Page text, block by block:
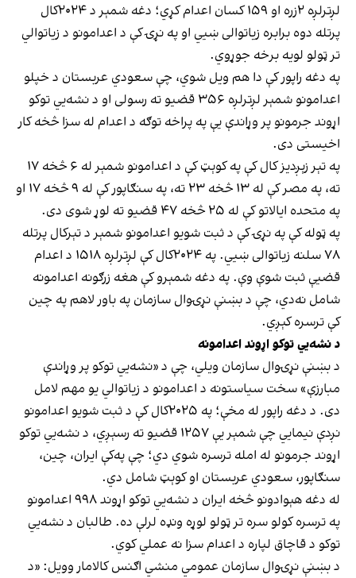
لږترلږه ۲زره او ۱۵۹ کسان اعدام کړي؛ دغه شمېر د ۲۰۲۴کال
پرتله دوه برابره زیاتوالی ښیي او په نړۍ کې د اعدامونو د زیاتوالي
تر ټولو لویه برخه جوړوي.
په دغه راپور کې دا هم ویل شوي، چې سعودي عربستان د خپلو
اعدامونو شمېر لږترلږه ۳۵۶ قضیو ته رسولی او د نشه‌يي توکو
اړوند جرمونو پر وړاندې یې په پراخه توګه د اعدام له سزا څخه کار
اخیستی دی.
په تېر زېږدیز کال کې په کوېټ کې د اعدامونو شمېر له ۶ څخه ۱۷
ته، په مصر کې له ۱۳ څخه ۲۳ ته، په سنګاپور کې له ۹ څخه ۱۷ او
په متحده ایالاتو کې له ۲۵ څخه ۴۷ قضیو ته لوړ شوی دی.
په ټوله کې په نړۍ کې د ثبت شویو اعدامونو شمېر د تېرکال پرتله
۷۸ سلنه زیاتوالی ښيي. په ۲۰۲۴کال کې لږترلږه ۱۵۱۸ د اعدام
قضیې ثبت شوې وې. په دغه شمېرو کې هغه زرګونه اعدامونه
شامل نه‌دي، چې د بښنې نړۍوال سازمان په باور لاهم په چین
کې ترسره کېږي.
د نشه‌‌يي توکو اړوند اعدامونه
د بښنې نړۍوال سازمان ویلي، چې د «نشه‌‌يي توکو پر وړاندې
مبارزې» سخت سیاستونه د اعدامونو د زیاتوالي یو مهم لامل
دی. د دغه راپور له مخې؛ په ۲۰۲۵کال کې د ثبت شویو اعدامونو
نږدې نیمايي چې شمېر یې ۱۲۵۷ قضیو ته رسېږي، د نشه‌‌يي توکو
اړوند جرمونو له امله ترسره شوي دي؛ چې په‌کې ایران، چین،
سنګاپور، سعودي عربستان او کوېټ شامل دي.
له دغه هېوادونو څخه ایران د نشه‌‌يي توکو اړوند ۹۹۸ اعدامونو
په ترسره کولو سره تر ټولو لوړه ونډه لرلې ده. طالبان د نشه‌‌يي
توکو د قاچاق لپاره د اعدام سزا نه عملي کوي.
د بښنې نړۍوال سازمان عمومي منشي اګنس کالامار وویل: «د